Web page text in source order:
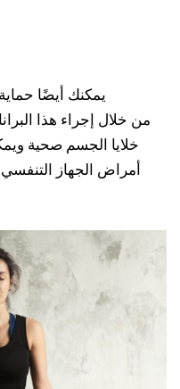
يمكنك أيضًا
خلايا الجسم صحية
أمراض الجهاز